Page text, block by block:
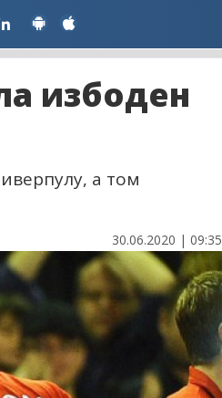
избоден
а том
30.06.2020 | 09:35